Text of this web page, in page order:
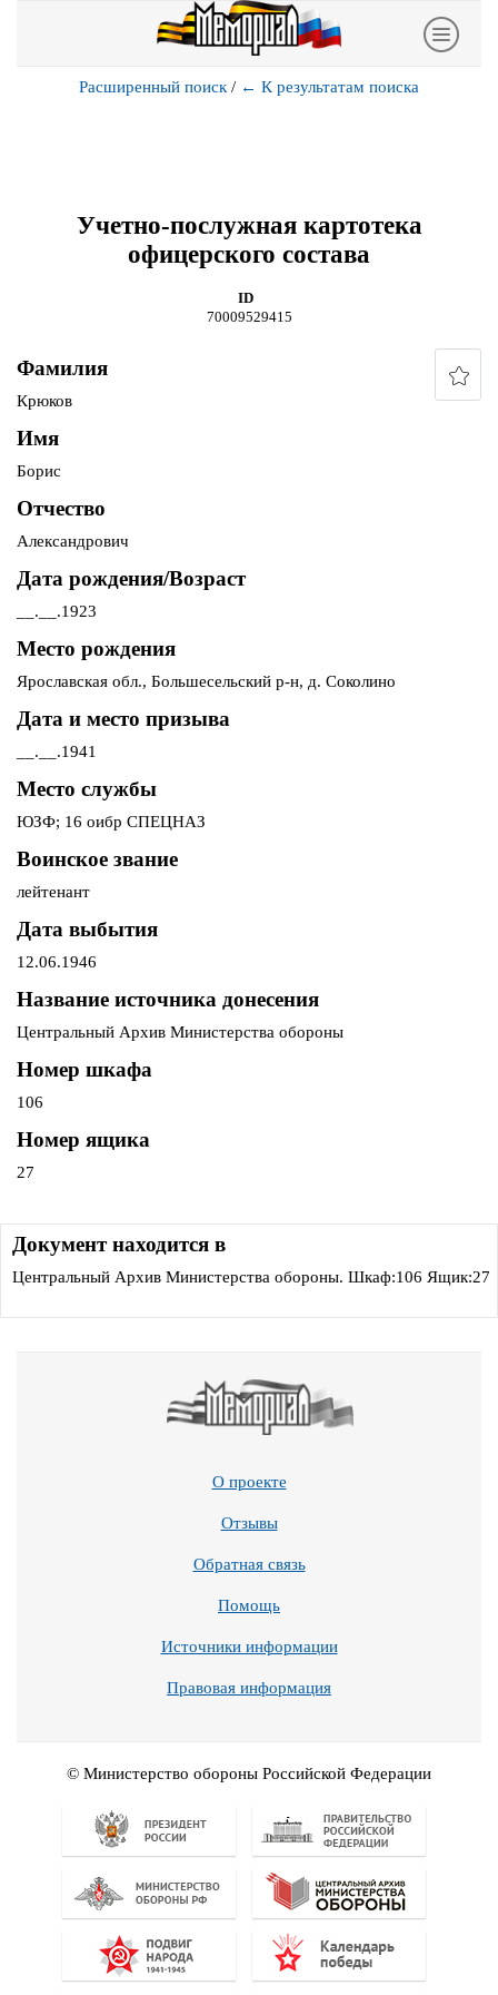
Расширенный поиск / ← К результатам поиска
Учетно-послужная картотека
офицерского состава
ID
70009529415
Фамилия
Крюков
Имя
Борис
Отчество
Александрович
Дата рождения/Возраст
__.__.1923
Место рождения
Ярославская обл., Большесельский р-н, д. Соколино
Дата и место призыва
__.__.1941
Место службы
ЮЗФ; 16 оибр СПЕЦНАЗ
Воинское звание
лейтенант
Дата выбытия
12.06.1946
Название источника донесения
Центральный Архив Министерства обороны
Номер шкафа
106
Номер ящика
27
Документ находится в
Центральный Архив Министерства обороны. Шкаф:106 Ящик:27
О проекте
Отзывы
Обратная связь
Помощь
Источники информации
Правовая информация
© Министерство обороны Российской Федерации